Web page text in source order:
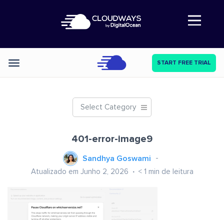
Abre a navegação
Categories START FREE TRIAL
Select Category
401-error-image9
Sandhya Goswami
Atualizado em Junho 2, 2026 < 1 min de leitura